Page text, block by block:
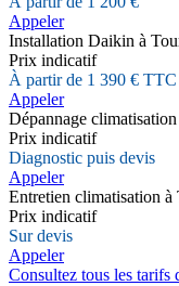
Appeler
Installation Daikin à
Prix indicatif
À partir de 1 390 € TTC
Appeler
Dépannage
Prix indicatif
Diagnostic puis devis
Appeler
Entretien climatisation à
Prix indicatif
Sur devis
Appeler
Consultez tous les tarifs